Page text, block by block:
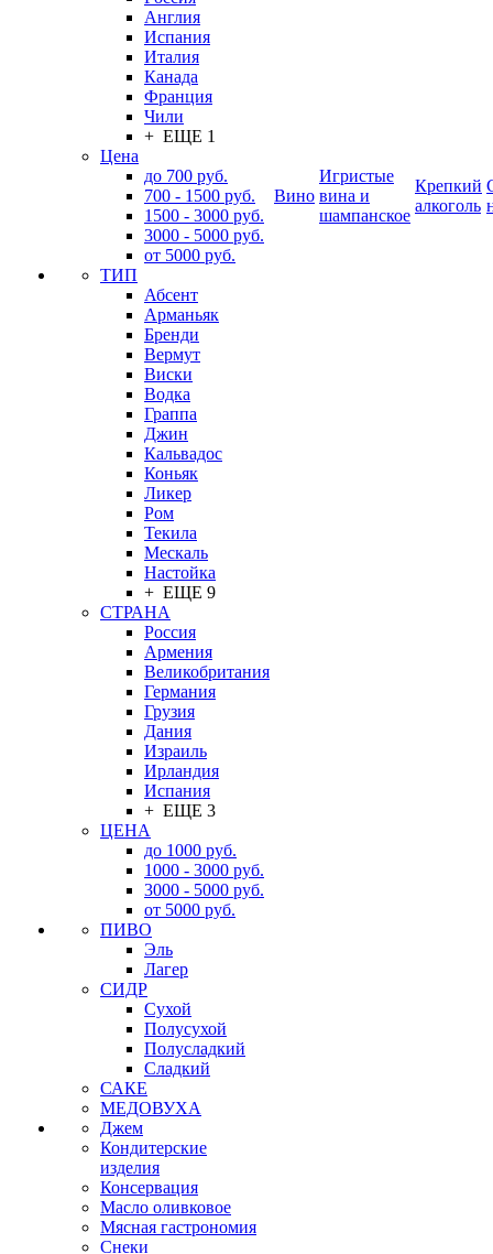
Англия
Испания
Италия
Канада
Франция
Чили
+ ЕЩЕ 1
Цена
до 700 руб.
700 - 1500 руб.
1500 - 3000 руб.
3000 - 5000 руб.
от 5000 руб.
ТИП
Абсент
Арманьяк
Бренди
Вермут
Виски
Водка
Граппа
Джин
Кальвадос
Коньяк
Ликер
Ром
Текила
Мескаль
Настойка
+ ЕЩЕ 9
СТРАНА
Россия
Армения
Великобритания
Германия
Грузия
Дания
Израиль
Ирландия
Испания
+ ЕЩЕ 3
ЦЕНА
до 1000 руб.
1000 - 3000 руб.
3000 - 5000 руб.
от 5000 руб.
ПИВО
Эль
Лагер
СИДР
Сухой
Полусухой
Полусладкий
Сладкий
САКЕ
МЕДОВУХА
Джем
Кондитерские
изделия
Консервация
Масло оливковое
Мясная гастрономия
Снеки
Вино
Игристые
вина и
шампанское
Крепкий
алкоголь